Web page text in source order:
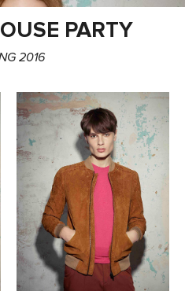
PARTY
2016